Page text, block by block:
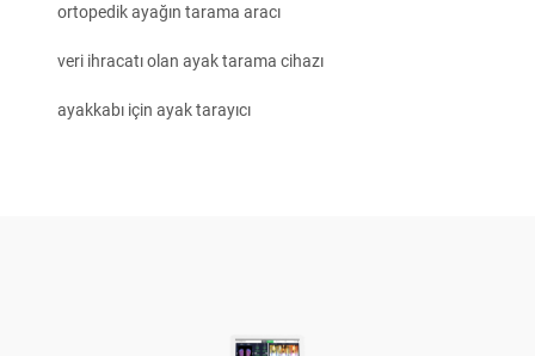
ortopedik ayağın tarama aracı
veri ihracatı olan ayak tarama cihazı
ayakkabı için ayak tarayıcı